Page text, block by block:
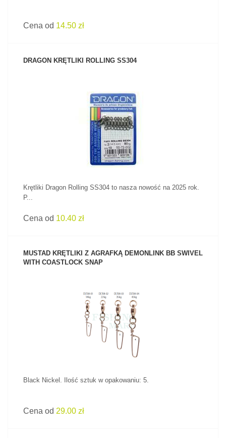
Cena od 14.50 zł
DRAGON KRĘTLIKI ROLLING SS304
ZOBACZ PRODUKT
Krętliki Dragon Rolling SS304 to nasza nowość na 2025 rok.
P...
Cena od 10.40 zł
MUSTAD KRĘTLIKI Z AGRAFKĄ DEMONLINK BB SWIVEL
WITH COASTLOCK SNAP
ZOBACZ PRODUKT
Black Nickel. Ilość sztuk w opakowaniu: 5.
Cena od 29.00 zł